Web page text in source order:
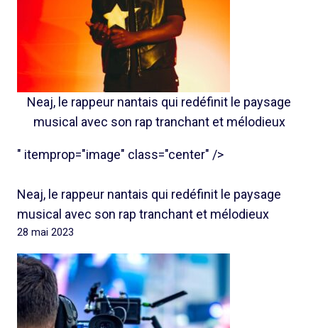
Neaj, le rappeur nantais qui redéfinit le paysage
musical avec son rap tranchant et mélodieux
" itemprop="image" class="center" />
Neaj, le rappeur nantais qui redéfinit le paysage
musical avec son rap tranchant et mélodieux
28 mai 2023